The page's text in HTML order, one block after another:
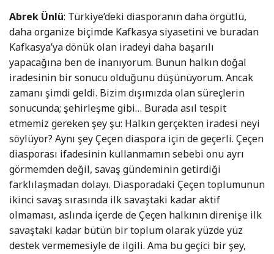
Abrek Ünlü: Türkiye’deki diasporanın daha örgütlü,
daha organize biçimde Kafkasya siyasetini ve buradan
Kafkasya’ya dönük olan iradeyi daha başarılı
yapacağına ben de inanıyorum. Bunun halkın doğal
iradesinin bir sonucu olduğunu düşünüyorum. Ancak
zamanı şimdi geldi. Bizim dışımızda olan süreçlerin
sonucunda; şehirleşme gibi… Burada asıl tespit
etmemiz gereken şey şu: Halkın gerçekten iradesi neyi
söylüyor? Aynı şey Çeçen diaspora için de geçerli. Çeçen
diasporası ifadesinin kullanmamın sebebi onu ayrı
görmemden değil, savaş gündeminin getirdiği
farklılaşmadan dolayı. Diasporadaki Çeçen toplumunun
ikinci savaş sırasında ilk savaştaki kadar aktif
olmaması, aslında içerde de Çeçen halkının direnişe ilk
savaştaki kadar bütün bir toplum olarak yüzde yüz
destek vermemesiyle de ilgili. Ama bu geçici bir şey,